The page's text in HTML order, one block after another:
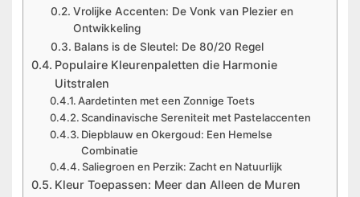
Vrolijke Accenten: De Vonk van Plezier en
Ontwikkeling
Balans is de Sleutel: De 80/20 Regel
Populaire Kleurenpaletten die Harmonie
Uitstralen
Aardetinten met een Zonnige Toets
Scandinavische Sereniteit met Pastelaccenten
Diepblauw en Okergoud: Een Hemelse
Combinatie
Saliegroen en Perzik: Zacht en Natuurlijk
Kleur Toepassen: Meer dan Alleen de Muren